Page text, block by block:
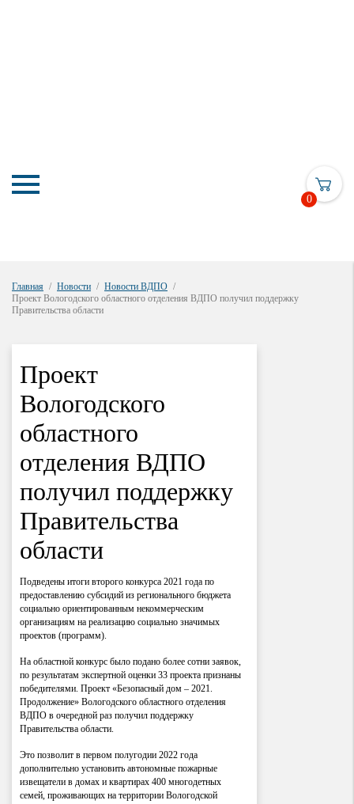
0
Главная Новости
Новости ВДПО
Проект Вологодского областного отделения ВДПО получил поддержку
Правительства области
Проект
Вологодского
областного
отделения ВДПО
получил поддержку
Правительства
области
Подведены итоги второго конкурса 2021 года по
предоставлению субсидий из регионального бюджета
социально ориентированным некоммерческим
организациям на реализацию социально значимых
проектов (программ).
На областной конкурс было подано более сотни заявок,
по результатам экспертной оценки 33 проекта признаны
победителями. Проект «Безопасный дом – 2021.
Продолжение» Вологодского областного отделения
ВДПО в очередной раз получил поддержку
Правительства области.
Это позволит в первом полугодии 2022 года
дополнительно установить автономные пожарные
извещатели в домах и квартирах 400 многодетных
семей, проживающих на территории Вологодской